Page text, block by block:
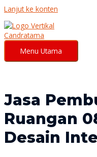
Lanjut ke konten
Menu Utama
Jasa
Ruangan
Desain